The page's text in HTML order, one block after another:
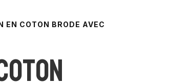
EN COTON BRODE AVEC